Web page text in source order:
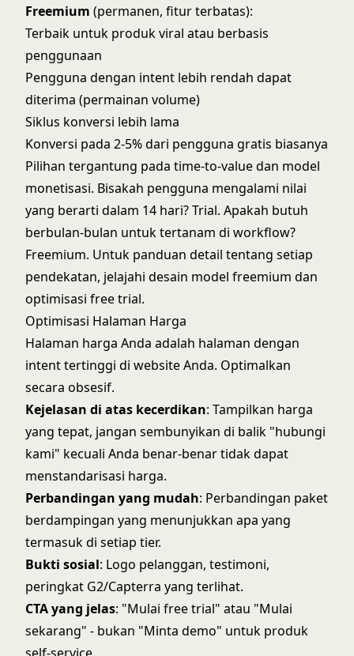
Freemium (permanen, fitur terbatas):
Terbaik untuk produk viral atau berbasis
penggunaan
Pengguna dengan intent lebih rendah dapat
diterima (permainan volume)
Siklus konversi lebih lama
Konversi pada 2-5% dari pengguna gratis biasanya
Pilihan tergantung pada time-to-value dan model
monetisasi. Bisakah pengguna mengalami nilai
yang berarti dalam 14 hari? Trial. Apakah butuh
berbulan-bulan untuk tertanam di workflow?
Freemium. Untuk panduan detail tentang setiap
pendekatan, jelajahi desain model freemium dan
optimisasi free trial.
Optimisasi Halaman Harga
Halaman harga Anda adalah halaman dengan
intent tertinggi di website Anda. Optimalkan
secara obsesif.
Kejelasan di atas kecerdikan: Tampilkan harga
yang tepat, jangan sembunyikan di balik "hubungi
kami" kecuali Anda benar-benar tidak dapat
menstandarisasi harga.
Perbandingan yang mudah: Perbandingan paket
berdampingan yang menunjukkan apa yang
termasuk di setiap tier.
Bukti sosial: Logo pelanggan, testimoni,
peringkat G2/Capterra yang terlihat.
CTA yang jelas: "Mulai free trial" atau "Mulai
sekarang" - bukan "Minta demo" untuk produk